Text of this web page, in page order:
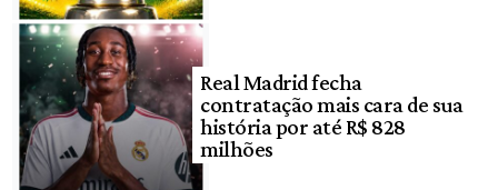
Real Madrid fecha
contratação mais cara de sua
história por até R$ 828
milhões